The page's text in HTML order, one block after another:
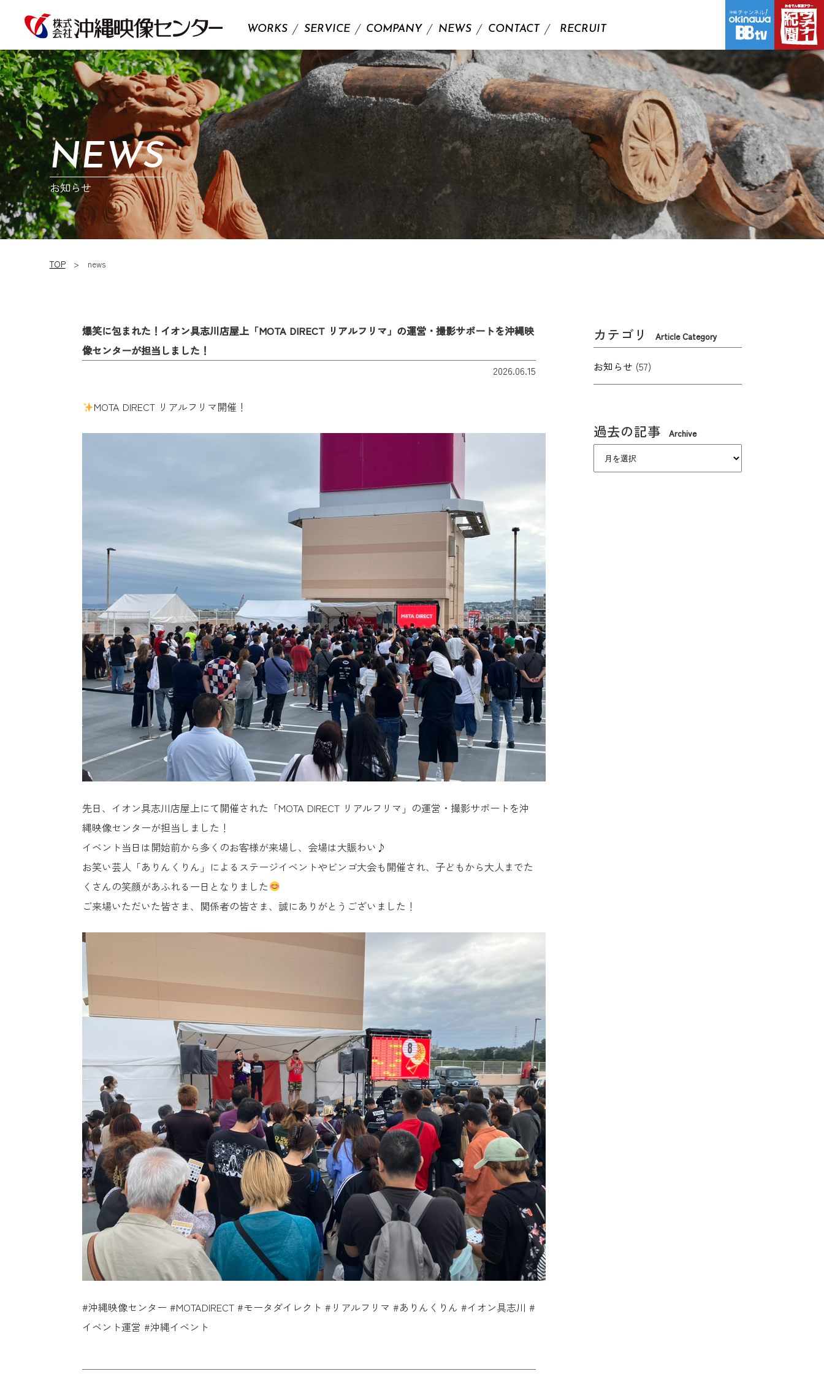
WORKS SERVICE COMPANY NEWS CONTACT RECRUIT
NEWS
お知らせ
TOP news
爆笑に包まれた！イオン具志川店屋上「MOTA DIRECT リアルフリマ」の運営・撮影サポートを沖縄映
像センターが担当しました！
2026.06.15
MOTA DIRECT リアルフリマ開催！
先日、イオン具志川店屋上にて開催された「MOTA DIRECT リアルフリマ」の運営・撮影サポートを沖
縄映像センターが担当しました！
イベント当日は開始前から多くのお客様が来場し、会場は大賑わい♪
お笑い芸人「ありんくりん」によるステージイベントやビンゴ大会も開催され、子どもから大人までた
くさんの笑顔があふれる一日となりました
ご来場いただいた皆さま、関係者の皆さま、誠にありがとうございました！
#沖縄映像センター #MOTADIRECT #モータダイレクト #リアルフリマ #ありんくりん #イオン具志川 #
イベント運営 #沖縄イベント
カテゴリ Article Category
お知らせ (57)
過去の記事 Archive